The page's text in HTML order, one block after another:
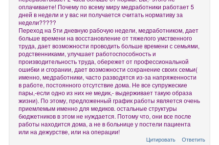
оплачиваете! Почему по всему миру медработники работает 5
дней в недели и у вас ни получается считать нормативу за
недели?????
Переход на 5ти дневную рабочую недели, медработником, дает
больше времени на восстановление от тяжелого умственного
труда, дает возможности проводить больше времени с семьями,
родственниками, улучшает работоспособность и
производительность труда, обережет от профессиональной
ошибки и сгорании, дает возможности сохранение своих семьи(
именно, медработники, часто разводятся из-за напряженности
в работе, постоянного отсутствие дома. Не все супружеские
пары,-если одно из них не медик,- выдерживает такую образа
жизни). По этому, предложенный график работы является очень
приемлемым именно для медиков. остальные структуры
бюджетников в этом не нуждается. Потому что, они все после
работы находится дома, а не в больнице у постели пациента
или на дежурстве, или на операции!
Цитировать Ответить